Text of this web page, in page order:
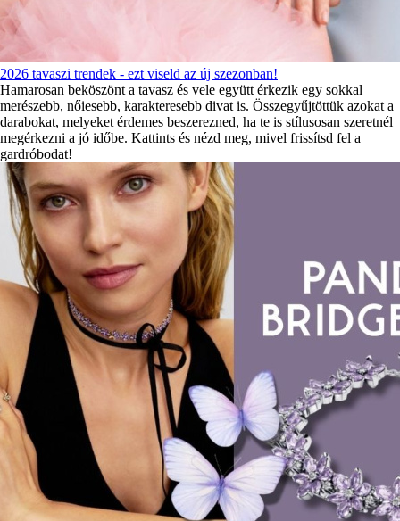
2026 tavaszi trendek - ezt viseld az új szezonban!
Hamarosan beköszönt a tavasz és vele együtt érkezik egy sokkal
merészebb, nőiesebb, karakteresebb divat is. Összegyűjtöttük azokat a
darabokat, melyeket érdemes beszerezned, ha te is stílusosan szeretnél
megérkezni a jó időbe. Kattints és nézd meg, mivel frissítsd fel a
gardróbodat!